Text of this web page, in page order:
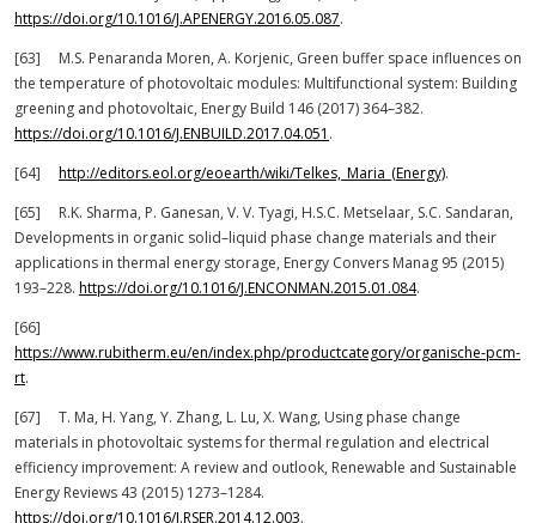
https://doi.org/10.1016/J.APENERGY.2016.05.087.
[63] M.S. Penaranda Moren, A. Korjenic, Green buffer space influences on
the temperature of photovoltaic modules: Multifunctional system: Building
greening and photovoltaic, Energy Build 146 (2017) 364–382.
https://doi.org/10.1016/J.ENBUILD.2017.04.051 .
[64] http://editors.eol.org/eoearth/wiki/Telkes,_Maria_(Energy).
[65] R.K. Sharma, P. Ganesan, V. V. Tyagi, H.S.C. Metselaar, S.C. Sandaran,
Developments in organic solid–liquid phase change materials and their
applications in thermal energy storage, Energy Convers Manag 95 (2015)
193–228. https://doi.org/10.1016/J.ENCONMAN.2015.01.084.
[66]
https://www.rubitherm.eu/en/index.php/productcategory/organische-pcm-
rt.
[67] T. Ma, H. Yang, Y. Zhang, L. Lu, X. Wang, Using phase change
materials in photovoltaic systems for thermal regulation and electrical
efficiency improvement: A review and outlook, Renewable and Sustainable
Energy Reviews 43 (2015) 1273–1284.
https://doi.org/10.1016/J.RSER.2014.12.003.